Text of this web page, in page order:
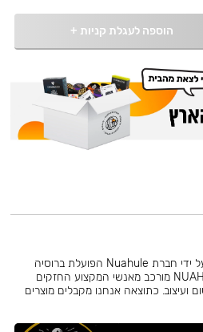
הוספה לעגלת קניות +
המותג Hooligan החדש נעשה על ידי חברת Nuahule הפועלת ברוסיה
משנת 2014. צוות הפרויקט NUAHULE מורכב מאנשי המקצוע החזקים
ועיצוב. כתוצאה אנחנו מקבלים מוצרים